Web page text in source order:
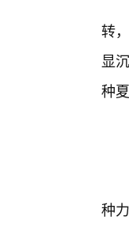
转
显
种
种